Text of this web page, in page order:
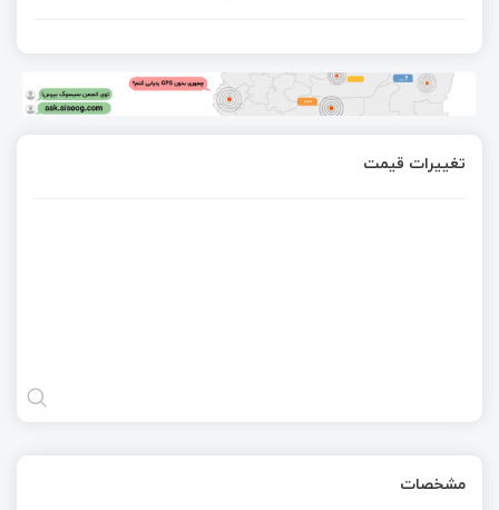
تغییرات قیمت
مشخصات